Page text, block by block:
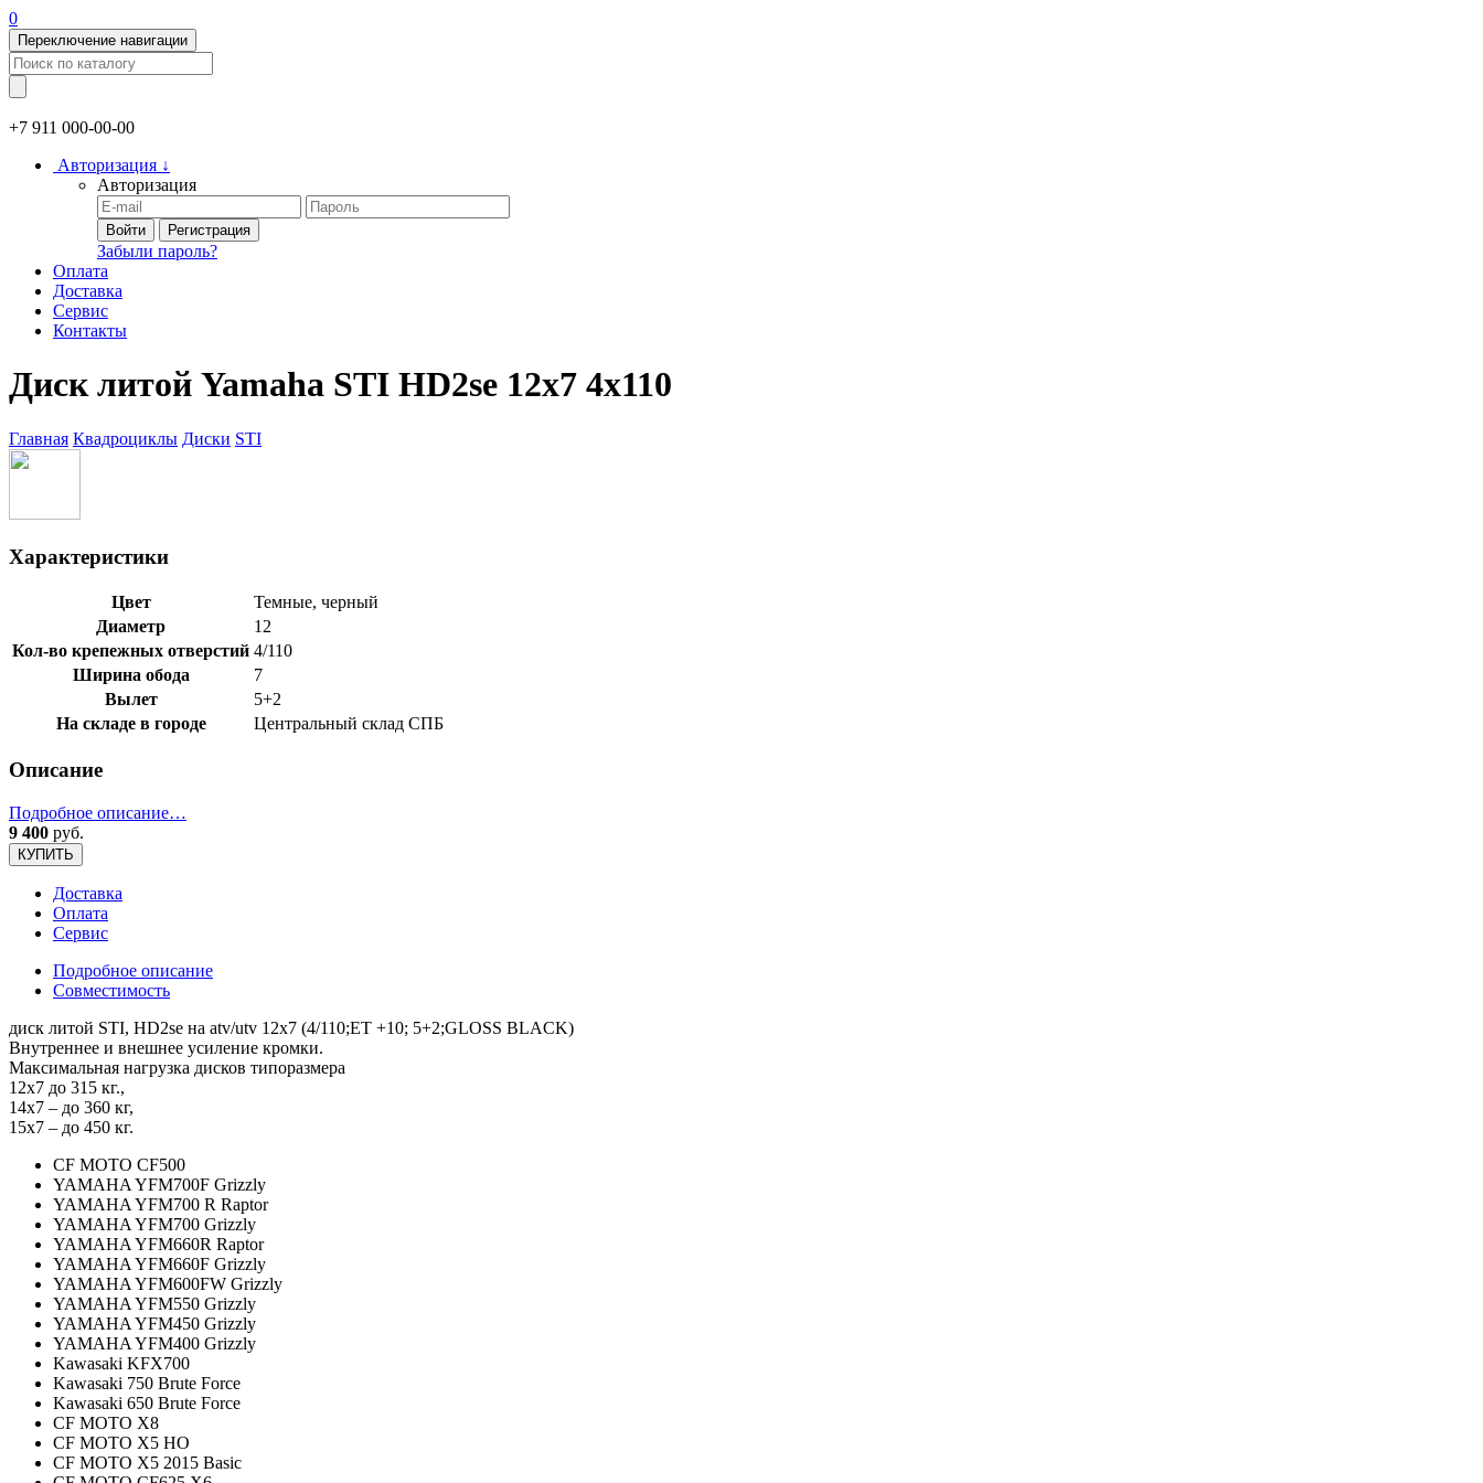
0
Переключение навигации
+7 911 000-00-00
Авторизация ↓
Авторизация
Войти Регистрация
Забыли пароль?
Оплата
Доставка
Сервис
Контакты
Диск литой Yamaha STI HD2se 12x7 4x110
Главная Квадроциклы Диски STI
Характеристики
Цвет
Темные, черный
Диаметр
12
Кол-во крепежных отверстий 4/110
Ширина обода
7
Вылет
5+2
На складе в городе
Центральный склад СПБ
Описание
Подробное описание…
9 400 руб.
КУПИТЬ
Доставка
Оплата
Сервис
Подробное описание
Совместимость
диск литой STI, HD2se на atv/utv 12x7 (4/110;ET +10; 5+2;GLOSS BLACK)
Внутреннее и внешнее усиление кромки.
Максимальная нагрузка дисков типоразмера
12x7 до 315 кг.,
14x7 – до 360 кг,
15х7 – до 450 кг.
CF MOTO CF500
YAMAHA YFM700F Grizzly
YAMAHA YFM700 R Raptor
YAMAHA YFM700 Grizzly
YAMAHA YFM660R Raptor
YAMAHA YFM660F Grizzly
YAMAHA YFM600FW Grizzly
YAMAHA YFM550 Grizzly
YAMAHA YFM450 Grizzly
YAMAHA YFM400 Grizzly
Kawasaki KFX700
Kawasaki 750 Brute Force
Kawasaki 650 Brute Force
CF MOTO X8
CF MOTO X5 HO
CF MOTO X5 2015 Basic